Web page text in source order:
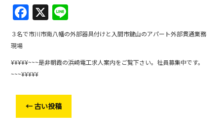
F
a
c
e
b
o
o
k
X
n
e
３名で市川市南八幡の外部器具付けと入間市鍵山のアパート外部貫通業務
現場
¥¥¥¥¥~~~是非朝霞の浜崎電工求人案内をご覧下さい。社員募集中です。
~~~¥¥¥¥¥
← 古い投稿